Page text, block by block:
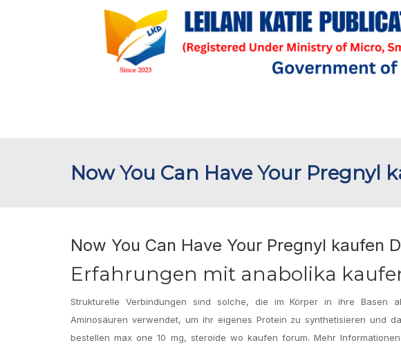
Now You Can Have Your Pregnyl
Now You Can Have Your Pregnyl kaufen
Erfahrungen mit anabolika
Strukturelle Verbindungen sind solche, die im Körper in ihre Basen
Aminosäuren verwendet, um ihr eigenes Protein zu synthetisieren und
bestellen max one 10 mg, steroide wo kaufen forum. Mehr